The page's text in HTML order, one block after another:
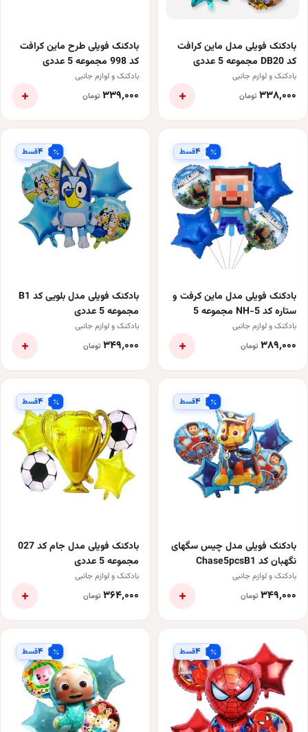
بادکنک فویلی مدل ماین کرافت
کد DB20 مجموعه 5 عددی
بادکنک و لوازم جانبی
۳۳۸٬۰۰۰ تومان +
بادکنک فویلی طرح ماین کرافت
کد 998 مجموعه 5 عددی
بادکنک و لوازم جانبی
۳۳۹٬۰۰۰ تومان +
۴قسط
بادکنک فویلی مدل ماین کرفت و
ستاره کد NH-5 مجموعه 5
عددی
بادکنک و لوازم جانبی
۳۸۹٬۰۰۰ تومان +
۴قسط
بادکنک فویلی مدل بلویی کد B1
مجموعه 5 عددی
بادکنک و لوازم جانبی
۳۴۹٬۰۰۰ تومان +
۴قسط
بادکنک فویلی مدل چیس سگهای
نگهبان کد Chase5pcsB1
مجموعه 5 عددی
بادکنک و لوازم جانبی
۳۴۹٬۰۰۰ تومان +
۴قسط
بادکنک فویلی مدل جام کد 027
مجموعه 5 عددی
بادکنک و لوازم جانبی
۳۶۴٬۰۰۰ تومان +
۴قسط ۴قسط